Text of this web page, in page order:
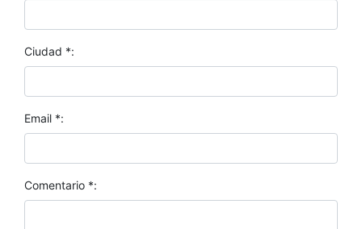
Ciudad *:
Email *:
Comentario *: